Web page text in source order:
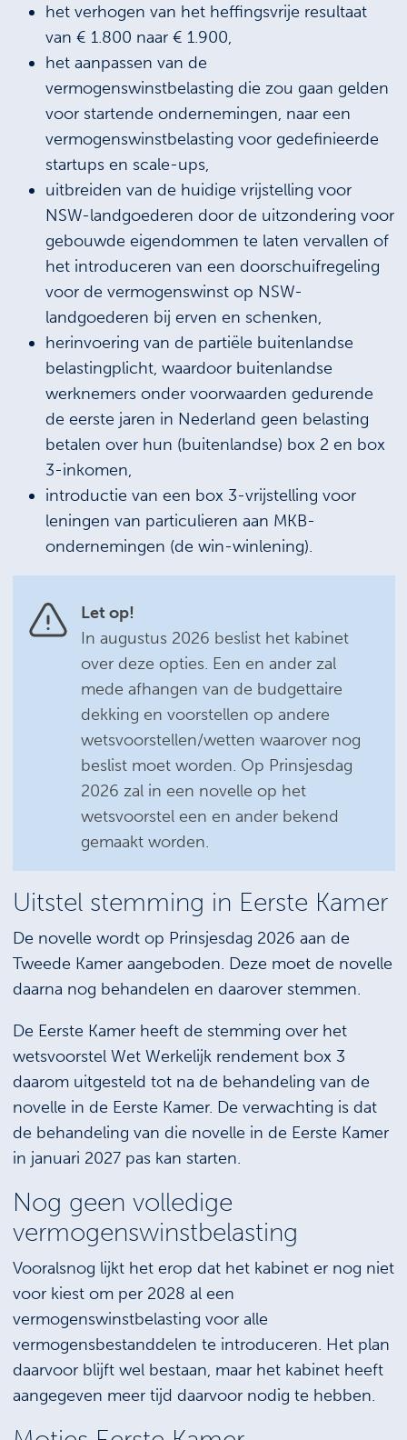
het verhogen van het heffingsvrije resultaat
van € 1.800 naar € 1.900,
het aanpassen van de
vermogenswinstbelasting die zou gaan gelden
voor startende ondernemingen, naar een
vermogenswinstbelasting voor gedefinieerde
startups en scale-ups,
uitbreiden van de huidige vrijstelling voor
NSW-landgoederen door de uitzondering voor
gebouwde eigendommen te laten vervallen of
het introduceren van een doorschuifregeling
voor de vermogenswinst op NSW-
landgoederen bij erven en schenken,
herinvoering van de partiële buitenlandse
belastingplicht, waardoor buitenlandse
werknemers onder voorwaarden gedurende
de eerste jaren in Nederland geen belasting
betalen over hun (buitenlandse) box 2 en box
3-inkomen,
introductie van een box 3-vrijstelling voor
leningen van particulieren aan MKB-
ondernemingen (de win-winlening).
Let op!
In augustus 2026 beslist het kabinet
over deze opties. Een en ander zal
mede afhangen van de budgettaire
dekking en voorstellen op andere
wetsvoorstellen/wetten waarover nog
beslist moet worden. Op Prinsjesdag
2026 zal in een novelle op het
wetsvoorstel een en ander bekend
gemaakt worden.
Uitstel stemming in Eerste Kamer
De novelle wordt op Prinsjesdag 2026 aan de
Tweede Kamer aangeboden. Deze moet de novelle
daarna nog behandelen en daarover stemmen.
De Eerste Kamer heeft de stemming over het
wetsvoorstel Wet Werkelijk rendement box 3
daarom uitgesteld tot na de behandeling van de
novelle in de Eerste Kamer. De verwachting is dat
de behandeling van die novelle in de Eerste Kamer
in januari 2027 pas kan starten.
Nog geen volledige
vermogenswinstbelasting
Vooralsnog lijkt het erop dat het kabinet er nog niet
voor kiest om per 2028 al een
vermogenswinstbelasting voor alle
vermogensbestanddelen te introduceren. Het plan
daarvoor blijft wel bestaan, maar het kabinet heeft
aangegeven meer tijd daarvoor nodig te hebben.